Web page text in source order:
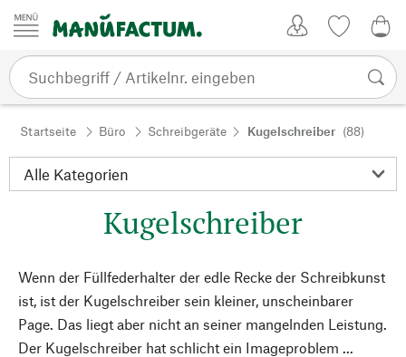
Zum Inhalt springen
Startseite Büro Schreibgeräte Kugelschreiber (88)
Kugelschreiber
Wenn der Füllfederhalter der edle Recke der Schreibkunst
ist, ist der Kugelschreiber sein kleiner, unscheinbarer
Page. Das liegt aber nicht an seiner mangelnden Leistung.
Der Kugelschreiber hat schlicht ein Imageproblem ...